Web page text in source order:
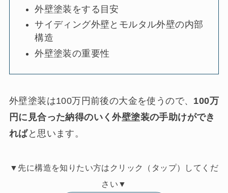
外壁塗装をする目安
サイディング外壁とモルタル外壁の内部
構造
外壁塗装の重要性
外壁塗装は100万円前後の大金を使うので、 100万
円に見合った納得のいく外壁塗装の手助けができ
ればと思います。
▼先に構造を知りたい方はクリック（タップ）してくだ
さい▼